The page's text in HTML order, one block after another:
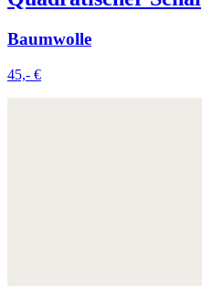
Baumwolle
45,- €